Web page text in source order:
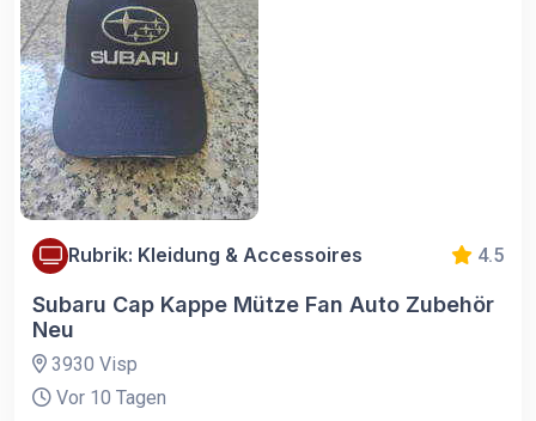
Rubrik: Kleidung & Accessoires 4.5
Subaru Cap Kappe Mütze Fan Auto Zubehör
Neu
3930 Visp
Vor 10 Tagen